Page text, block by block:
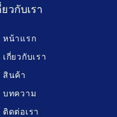
ยวกับเรา
หน้าแรก
เกี่ยวกับเรา
สินค้า
บทความ
ติดต่อเรา